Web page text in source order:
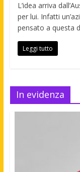
L’idea arriva
per lui. Infatti
pensato a questa
Leggi tutto
In evidenza